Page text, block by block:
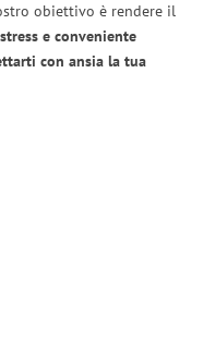
obiettivo è rendere il
e conveniente
con ansia la tua